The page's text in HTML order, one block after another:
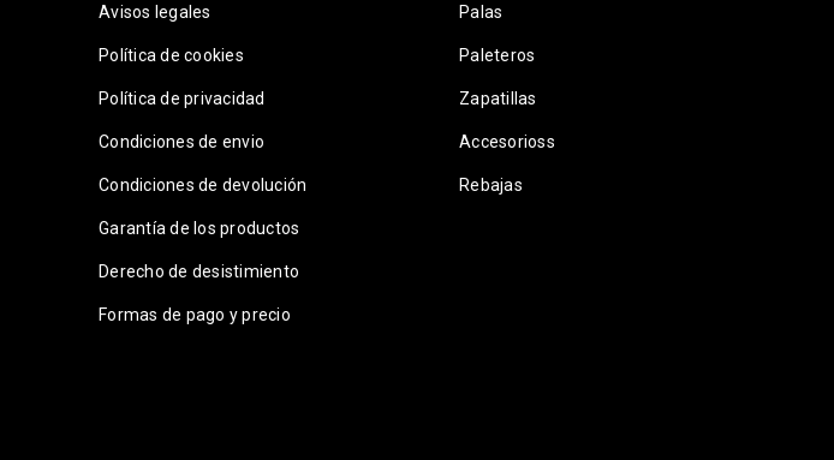
Avisos legales
Política de cookies
Política de privacidad
Condiciones de envio
Condiciones de devolución
Garantía de los productos
Derecho de desistimiento
Formas de pago y precio
Palas
Paleteros
Zapatillas
Accesorioss
Rebajas